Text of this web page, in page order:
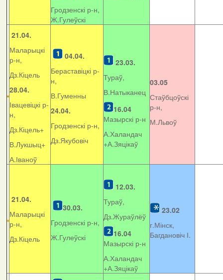
Гродзенскі р-н,
Ж.Гулеўскі
21.04.
Маларыцкі
р-н,
Дз.Кіцель
28.04.
Івацевіцкі р-
н,
Дз.Кіцель+
В.Лукшыц+
А.Іваноў
04.04.
Бераставіцкі р-
н,
В.Гуменны
24.04.
Гродзенскі р-н,
Дз.Якубовіч
23.03.
Тураў,
В.Натыканец
16.04
Мазырскі р-н
А.Халандач
+А.Зяцікаў
03.05
Стаўбцоўскі
р-н,
М.Львоў
21.04.
Маларыцкі
р-н,
Дз.Кіцель
30.03.
Гродзенскі р-н,
Ж.Гулеўскі
12.03.
Тураў,
Дз.Жураўлёў
16.04
Мазырскі р-н
А.Халандач
+А.Зяцікаў
23.02
г.Мінск,
Багдановіч І.